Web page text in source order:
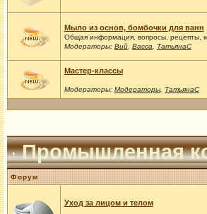
Мыло из основ, бомбочки для ванн
Общая информация, вопросы, рецепты,
Модераторы: Вий, Васса ТатьянаС
Мастер-классы
Модераторы: Модераторы, ТатьянаС
Промышленная
Форум
Уход за лицом и телом